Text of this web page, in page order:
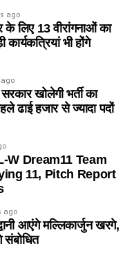
ago
के लिए 13 वीरांगनाओं का
भी होंगे
खोलेगी भर्ती का
ढाई हजार से ज्यादा पदों
W Dream11 Team
11, Pitch Report
ago
आएंगे मल्लिकार्जुन खरगे,
संबोधित